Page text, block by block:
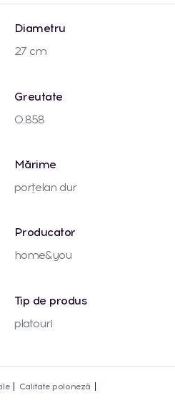
Diametru
27 cm
Greutate
0.858
Mărime
porțelan dur
Producator
home&you
Tip de produs
platouri
Calitate poloneză